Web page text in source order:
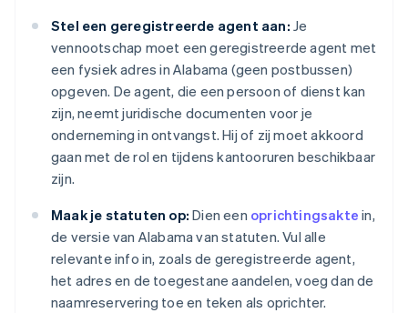
Stel een geregistreerde agent aan: Je
vennootschap moet een geregistreerde agent met
een fysiek adres in Alabama (geen postbussen)
opgeven. De agent, die een persoon of dienst kan
zijn, neemt juridische documenten voor je
onderneming in ontvangst. Hij of zij moet akkoord
gaan met de rol en tijdens kantooruren beschikbaar
zijn.
Maak je statuten op: Dien een oprichtingsakte in,
de versie van Alabama van statuten. Vul alle
relevante info in, zoals de geregistreerde agent,
het adres en de toegestane aandelen, voeg dan de
naamreservering toe en teken als oprichter.